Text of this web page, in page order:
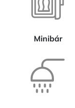
Minibár